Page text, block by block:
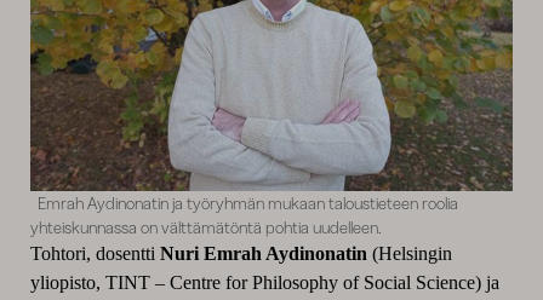
Emrah Aydinonatin ja työryhmän mukaan taloustieteen roolia
yhteiskunnassa on välttämätöntä pohtia uudelleen.
Tohtori, dosentti Nuri Emrah Aydinonatin (Helsingin
yliopisto, TINT – Centre for Philosophy of Social Science) ja